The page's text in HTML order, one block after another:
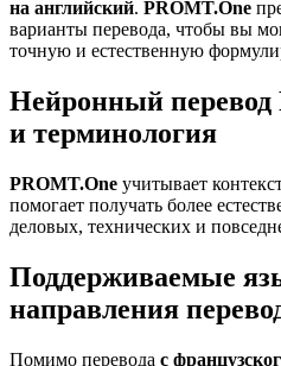
на английский. PROMT.One
варианты перевода, чтобы вы
точную и естественную
Нейронный перевод
и терминология
PROMT.One учитывает
помогает получать более
деловых, технических и
Поддерживаемые
направления
Помимо перевода с